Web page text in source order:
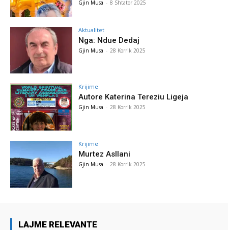
Gjin Musa - 8 Shtator 2025
Aktualitet
Nga: Ndue Dedaj
Gjin Musa - 28 Korrik 2025
Krijime
Autore Katerina Tereziu Ligeja
Gjin Musa - 28 Korrik 2025
Krijime
Murtez Asllani
Gjin Musa - 28 Korrik 2025
LAJME RELEVANTE